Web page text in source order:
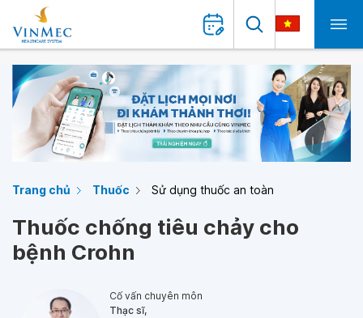
Trang chủ Thuốc Sử dụng thuốc an toàn
Thuốc chống tiêu chảy cho
bệnh Crohn
Cố vấn chuyên môn
Thạc sĩ,